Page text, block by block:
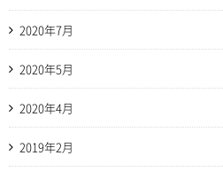
2020年7月
2020年5月
2020年4月
2019年2月